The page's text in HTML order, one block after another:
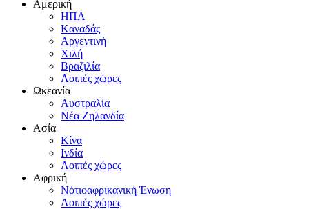
Αμερική
HΠA
Kαναδάς
Aργεντινή
Xιλή
Bραζιλία
Λοιπές χώρες
Ωκεανία
Aυστραλία
Nέα Zηλανδία
Aσία
Kίνα
Iνδία
Λοιπές χώρες
Αφρική
Nότιοαφρικανική Ένωση
Λοιπές χώρες